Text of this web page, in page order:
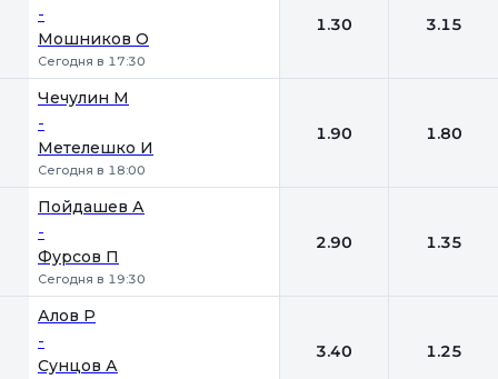
-
Мошников О
Сегодня в 17:30
1.30 3.15
Чечулин М
-
Метелешко И
Сегодня в 18:00
1.90 1.80
Пойдашев А
-
Фурсов П
Сегодня в 19:30
2.90 1.35
Алов Р
-
Сунцов А
3.40 1.25